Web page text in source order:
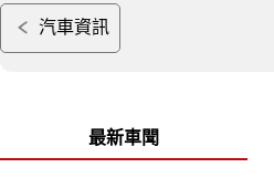
汽車資訊
最新車聞